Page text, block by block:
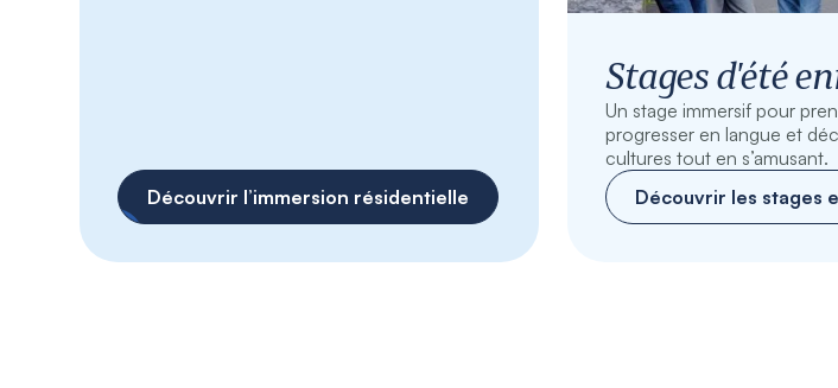
Découvrir l’immersion résidentielle
Stages d'été
Un stage immersif pour
progresser en langue et
cultures tout en s’amusant.
Découvrir les stages